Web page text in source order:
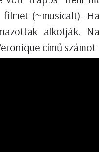
filmet (~musicalt).
alkotják.
című